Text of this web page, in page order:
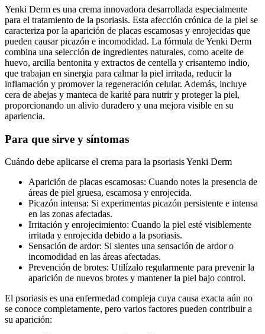
Yenki Derm es una crema innovadora desarrollada especialmente
para el tratamiento de la psoriasis. Esta afección crónica de la piel se
caracteriza por la aparición de placas escamosas y enrojecidas que
pueden causar picazón e incomodidad. La fórmula de Yenki Derm
combina una selección de ingredientes naturales, como aceite de
huevo, arcilla bentonita y extractos de centella y crisantemo indio,
que trabajan en sinergia para calmar la piel irritada, reducir la
inflamación y promover la regeneración celular. Además, incluye
cera de abejas y manteca de karité para nutrir y proteger la piel,
proporcionando un alivio duradero y una mejora visible en su
apariencia.
Para que sirve y síntomas
Cuándo debe aplicarse el crema para la psoriasis Yenki Derm
Aparición de placas escamosas: Cuando notes la presencia de
áreas de piel gruesa, escamosa y enrojecida.
Picazón intensa: Si experimentas picazón persistente e intensa
en las zonas afectadas.
Irritación y enrojecimiento: Cuando la piel esté visiblemente
irritada y enrojecida debido a la psoriasis.
Sensación de ardor: Si sientes una sensación de ardor o
incomodidad en las áreas afectadas.
Prevención de brotes: Utilízalo regularmente para prevenir la
aparición de nuevos brotes y mantener la piel bajo control.
El psoriasis es una enfermedad compleja cuya causa exacta aún no
se conoce completamente, pero varios factores pueden contribuir a
su aparición: